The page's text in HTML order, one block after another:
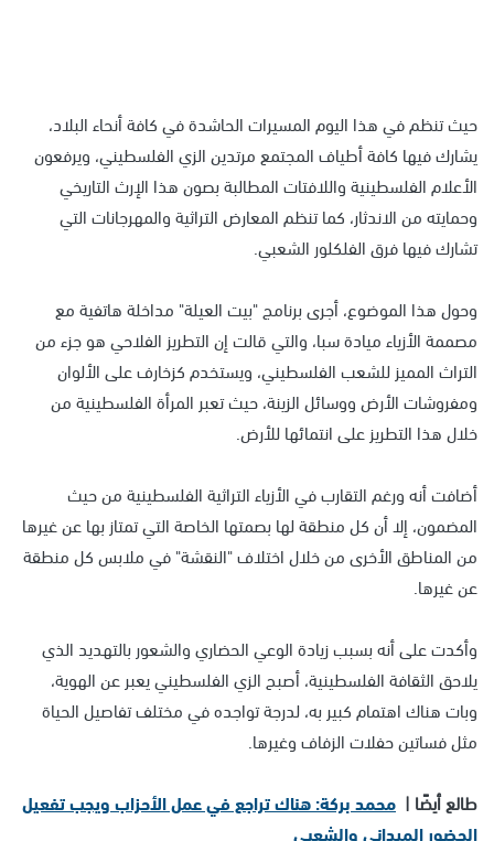
حيث تنظم في هذا اليوم المسيرات الحاشدة في كافة أنحاء البلاد،
يشارك فيها كافة أطياف المجتمع مرتدين الزي الفلسطيني، ويرفعون
الأعلام الفلسطينية واللافتات المطالبة بصون هذا الإرث التاريخي
وحمايته من الاندثار، كما تنظم المعارض التراثية والمهرجانات التي
تشارك فيها فرق الفلكلور الشعبي.
وحول هذا الموضوع، أجرى برنامج "بيت العيلة" مداخلة هاتفية مع
مصممة الأزياء ميادة سبا، والتي قالت إن التطريز الفلاحي هو جزء من
التراث المميز للشعب الفلسطيني، ويستخدم كزخارف على الألوان
ومفروشات الأرض ووسائل الزينة، حيث تعبر المرأة الفلسطينية من
خلال هذا التطريز على انتمائها للأرض.
أضافت أنه ورغم التقارب في الأزياء التراثية الفلسطينية من حيث
المضمون، إلا أن كل منطقة لها بصمتها الخاصة التي تمتاز بها عن غيرها
من المناطق الأخرى من خلال اختلاف "النقشة" في ملابس كل منطقة
عن غيرها.
وأكدت على أنه بسبب زيادة الوعي الحضاري والشعور بالتهديد الذي
يلاحق الثقافة الفلسطينية، أصبح الزي الفلسطيني يعبر عن الهوية،
وبات هناك اهتمام كبير به، لدرجة تواجده في مختلف تفاصيل الحياة
مثل فساتين حفلات الزفاف وغيرها.
طالع أيضًا | محمد بركة: هناك تراجع في عمل الأحزاب ويجب تفعيل
الحضور الميداني والشعبي